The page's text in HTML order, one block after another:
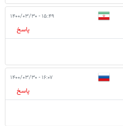
۱۵:۴۹ - ۱۴۰۰/۰۳/۳۰
پاسخ
۱۶:۰۷ - ۱۴۰۰/۰۳/۳۰
پاسخ